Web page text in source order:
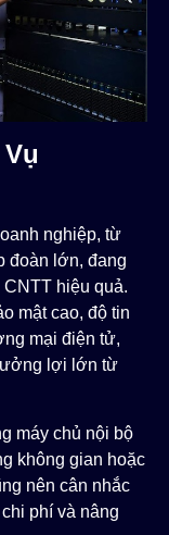
nghiệp, từ
đoàn lớn, đang
hiệu quả.
mật cao, độ tin
mại điện tử,
lợi lớn từ
máy chủ nội bộ
không gian hoặc
nên cân nhắc
phí và nâng